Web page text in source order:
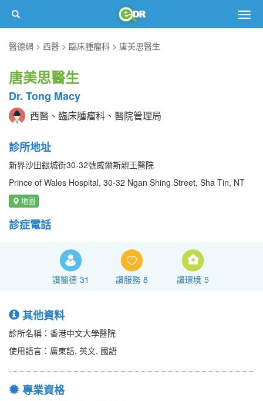
醫德網
西醫 臨床腫瘤科 唐美思醫生
唐美思醫生
Dr. Tong Macy
西醫、臨床腫瘤科、醫院管理局
診所地址
新界沙田銀城街30-32號威爾斯親王醫院
Prince of Wales Hospital, 30-32 Ngan Shing Street, Sha Tin, NT
地圖
診症電話
讚醫德 31 讚服務 8 讚環境 5
其他資料
診所名稱：香港中文大學醫院
使用語言：廣東話, 英文, 國語
專業資格